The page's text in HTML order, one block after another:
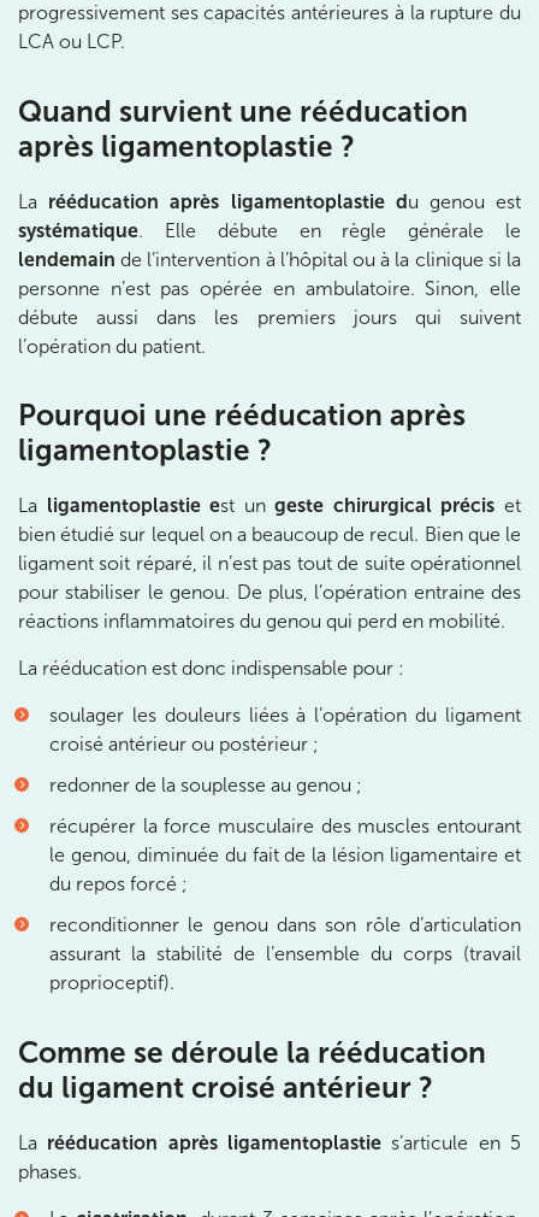
progressivement ses capacités antérieures à la rupture du
LCA ou LCP.
Quand survient une rééducation
après ligamentoplastie ?
La rééducation après ligamentoplastie d u genou est
systématique. Elle débute en règle générale le
lendemain de l’intervention à l’hôpital ou à la clinique si la
personne n’est pas opérée en ambulatoire. Sinon, elle
débute aussi dans les premiers jours qui suivent
l’opération du patient.
Pourquoi une rééducation après
ligamentoplastie ?
La ligamentoplastie est ungeste chirurgical préciset
bien étudié sur lequel on a beaucoup de recul. Bien que le
ligament soit réparé, il n’est pas tout de suite opérationnel
pour stabiliser le genou. De plus, l’opération entraine des
réactions inflammatoires du genou qui perd en mobilité.
La rééducation est donc indispensable pour :
soulager les douleurs liées à l’opération du ligament
croisé antérieur ou postérieur ;
redonner de la souplesse au genou ;
récupérer la force musculaire des muscles entourant
le genou, diminuée du fait de la lésion ligamentaire et
du repos forcé ;
reconditionner le genou dans son rôle d’articulation
assurant la stabilité de l’ensemble du corps (travail
proprioceptif).
Comme se déroule la rééducation
du ligament croisé antérieur ?
La rééducation après ligamentoplastie s’articule en 5
phases.
1 Rue Cassette 75006 Paris
Prenez RDV sur
Prenez RDV sur
IK BOULOGNE
3 Av. André Morizet 92100 Boulogne-
Billancourt
3 Av. André Morizet 92100 Boulogne-Billancourt
01 48 25 34 79
Prenez RDV sur
Prenez RDV sur
IK CHÂTENAY-MALABRY
380 Av. de la Division Leclerc 92290
Châtenay-Malabry
Prenez RDV sur
Prenez RDV sur
68 Av. de Villiers 75017 Paris
68 Av. de Villiers 75017 Paris
01 44 90 90 40
Prenez RDV sur
Prenez RDV sur
IK PARIS 8 – SAINT-LAZARE
20 Rue de la Pépinière 75008 Paris
01 55 06 05 07